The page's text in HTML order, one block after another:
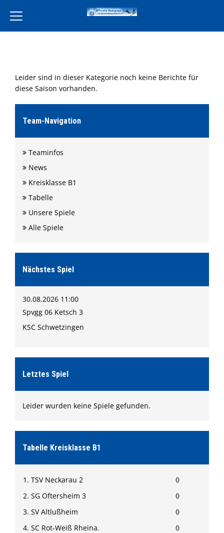
Leckereien Liebe
Jugend
Training
Formulare
Leider sind in dieser Kategorie noch keine Berichte für
diese Saison vorhanden.
Team-Navigation
Teaminfos
News
Kreisklasse B1
Tabelle
Unsere Spiele
Alle Spiele
Nächstes Spiel
30.08.2026 11:00
Spvgg 06 Ketsch 3
KSC Schwetzingen
Letztes Spiel
Leider wurden keine Spiele gefunden.
Tabelle Kreisklasse B1
1. TSV Neckarau 2
0
2. SG Oftersheim 3
0
3. SV Altlußheim
0
4. SC Rot-Weiß Rheina.
0